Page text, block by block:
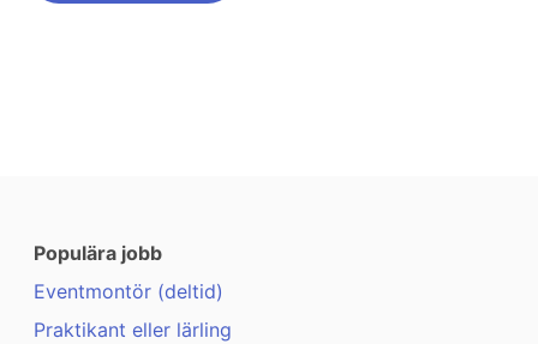
Populära jobb
Eventmontör (deltid)
Praktikant eller lärling